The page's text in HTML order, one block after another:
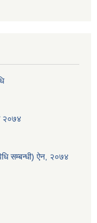
२०७४
सम्बन्धी) ऐन, २०७४